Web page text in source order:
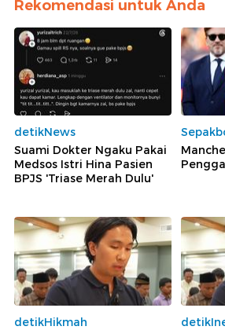
Rekomendasi untuk Anda
detikNews
Suami Dokter Ngaku Pakai
Medsos Istri Hina Pasien
BPJS 'Triase Merah Dulu'
detikHikmah